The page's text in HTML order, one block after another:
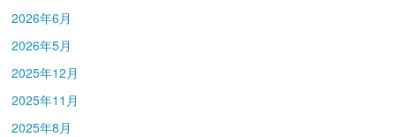
2026年6月
2026年5月
2025年12月
2025年11月
2025年8月